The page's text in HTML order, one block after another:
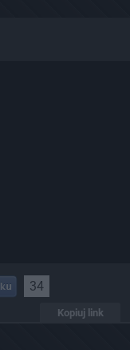
34
Kopiuj link